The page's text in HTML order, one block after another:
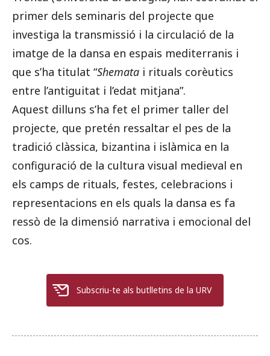
primer dels seminaris del projecte que
investiga la transmissió i la circulació de la
imatge de la dansa en espais mediterranis i
que s’ha titulat “Shemata i rituals corèutics
entre l’antiguitat i l’edat mitjana”.
Aquest dilluns s’ha fet el primer taller del
projecte, que pretén ressaltar el pes de la
tradició clàssica, bizantina i islàmica en la
configuració de la cultura visual medieval en
els camps de rituals, festes, celebracions i
representacions en els quals la dansa es fa
ressò de la dimensió narrativa i emocional del
cos.
Subscriu-te als butlletins de la URV